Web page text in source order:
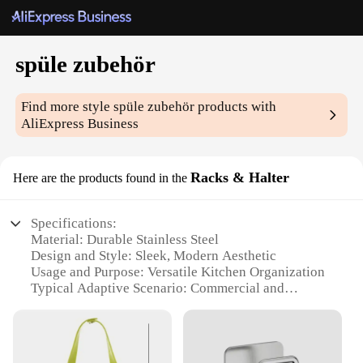
spüle zubehör
Find more stylespüle zubehör products with
AliExpress Business
Here are the products found in the Racks & Halter
Specifications:
Material: Durable Stainless Steel
Design and Style: Sleek, Modern Aesthetic
Usage and Purpose: Versatile Kitchen Organization
Typical Adaptive Scenario: Commercial and
Shape or Size or Weight or Quantity: Customizable
Rack Sets
Performance and Property: Rust-Resistant, Easy to